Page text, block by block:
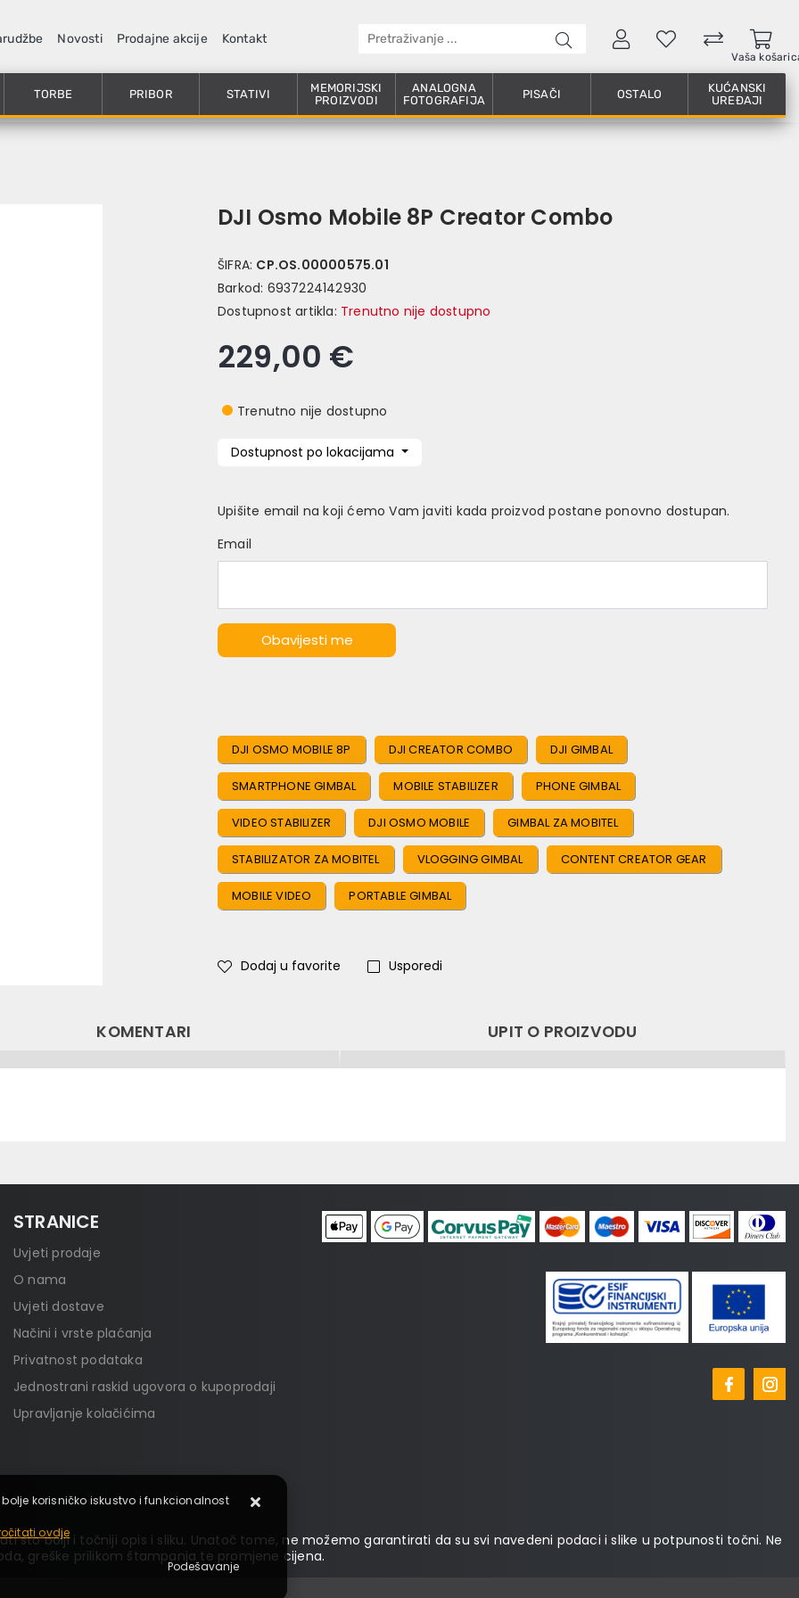
Novosti Prodajne akcije Kontakt
Vaša
TORBE PRIBOR STATIVI
MEMORIJSKI
PROIZVODI
ANALOGNA
FOTOGRAFIJA
PISAČI OSTALO
KUĆANSKI
UREĐAJI
DJI Osmo Mobile 8P Creator Combo
ŠIFRA: CP.OS.00000575.01
Barkod: 6937224142930
Dostupnost artikla: Trenutno nije dostupno
229,00 €
Trenutno nije dostupno
Dostupnost po lokacijama
Upišite email na koji ćemo Vam javiti kada proizvod postane ponovno dostupan.
Email
Obavijesti me
DJI OSMO MOBILE 8P DJI CREATOR COMBO DJI GIMBAL
SMARTPHONE GIMBAL MOBILE STABILIZER PHONE GIMBAL
VIDEO STABILIZER DJI OSMO MOBILE GIMBAL ZA MOBITEL
STABILIZATOR ZA MOBITEL VLOGGING GIMBAL CONTENT CREATOR GEAR
MOBILE VIDEO PORTABLE GIMBAL
Dodaj u favorite Usporedi
KOMENTARI UPIT O PROIZVODU
STRANICE
Uvjeti prodaje
O nama
Uvjeti dostave
Načini i vrste plaćanja
Privatnost podataka
Jednostrani raskid ugovora o kupoprodaji
Upravljanje kolačićima
što bolji i točniji opis i sliku. Unatoč tome, ne možemo garantirati da su svi navedeni podaci i slike u potpunosti točni. Ne
greške prilikom štampanja te promjene cijena.
korisničko iskustvo i funkcionalnost
ovdje
Podešavanje